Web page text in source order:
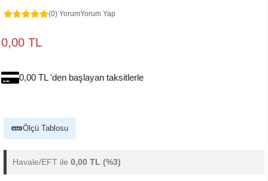
(0) YorumYorum Yap
0,00 TL
0,00 TL 'den başlayan taksitlerle
Ölçü Tablosu
Havale/EFT ile 0,00 TL (%3)